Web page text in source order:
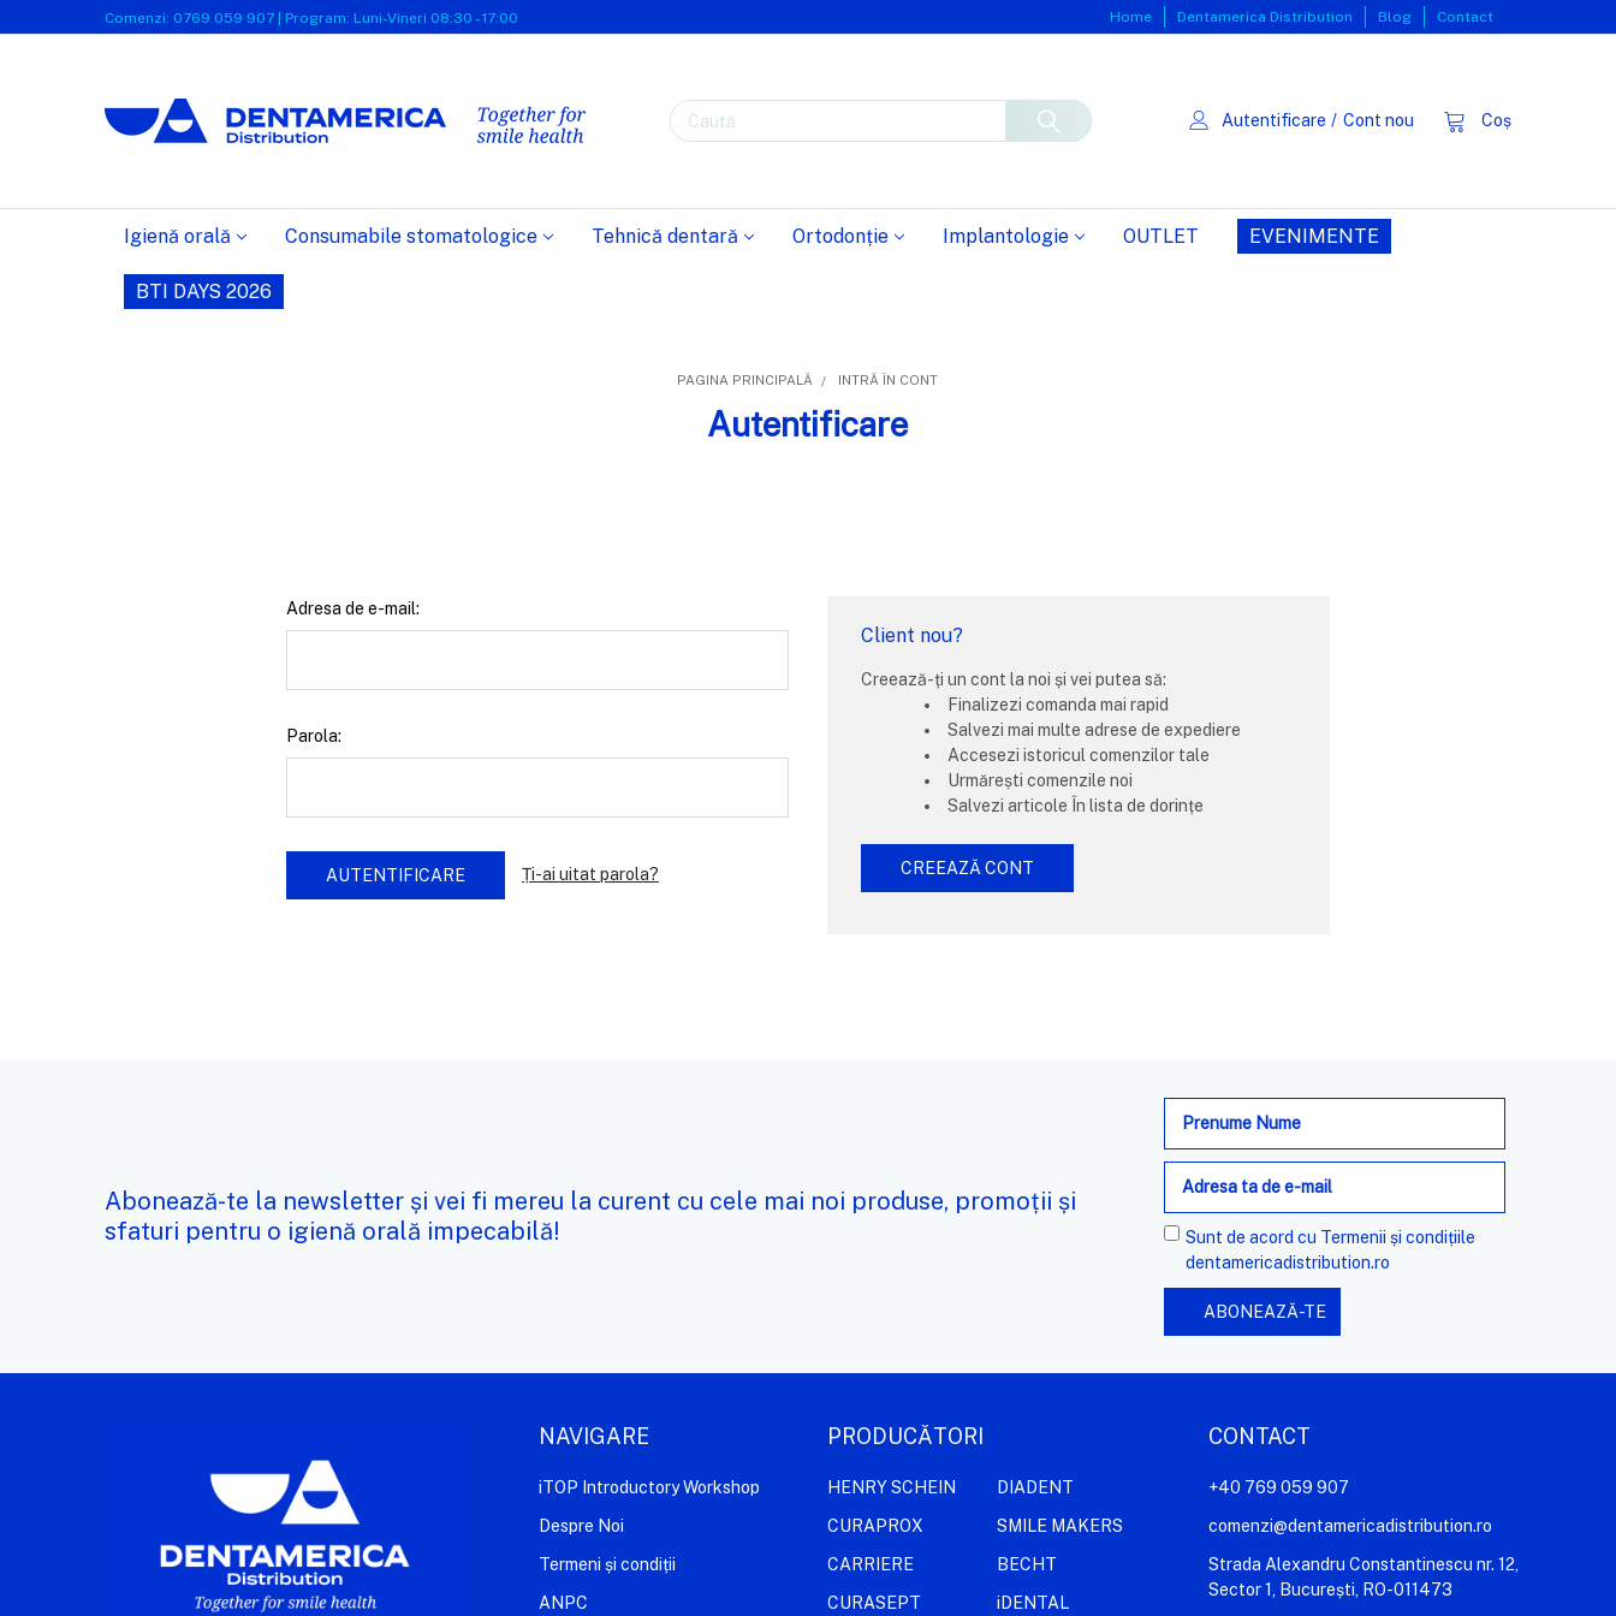
Comenzi: 0769 059 907 | Program: Luni-Vineri 08:30 - 17:00 Home Dentamerica Distribution Blog Contact
Autentificare / Cont nou Coș
Caută
Igienă orală Consumabile stomatologice Tehnică dentară Ortodonție Implantologie OUTLET EVENIMENTE
BTI DAYS 2026
PAGINA PRINCIPALĂ INTRĂ ÎN CONT
Autentificare
Adresa de e-mail:
Parola:
Ți-ai uitat parola?
Client nou?
Creează-ți un cont la noi și vei putea să:
Finalizezi comanda mai rapid
Salvezi mai multe adrese de expediere
Accesezi istoricul comenzilor tale
Urmărești comenzile noi
Salvezi articole În lista de dorințe
CREEAZĂ CONT
Abonează-te la newsletter și vei fi mereu la curent cu cele mai noi produse, promoții și
sfaturi pentru o igienă orală impecabilă!
Adresa
e-
mail
Sunt de acord cu Termenii și condițiile
dentamericadistribution.ro
NAVIGARE
iTOP Introductory Workshop
Despre Noi
Termeni și condiții
ANPC
PRODUCĂTORI
HENRY SCHEIN
CURAPROX
CARRIERE
CURASEPT
DIADENT
SMILE MAKERS
BECHT
iDENTAL
CONTACT
+40 769 059 907
comenzi@dentamericadistribution.ro
Strada Alexandru Constantinescu nr. 12,
Sector 1, București, RO-011473